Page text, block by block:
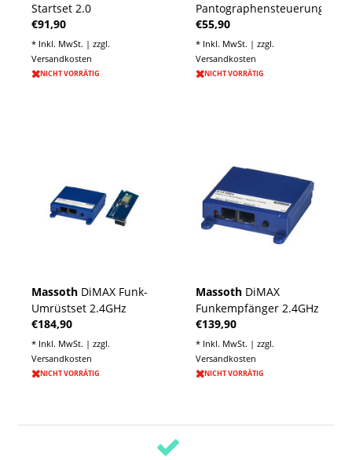
Startset 2.0
€91,90
* Inkl. MwSt. | zzgl.
Versandkosten
NICHT VORRÄTIG
Pantographensteuerung
€55,90
* Inkl. MwSt. | zzgl.
Versandkosten
NICHT VORRÄTIG
Massoth DiMAX Funk-
Umrüstset 2.4GHz
€184,90
* Inkl. MwSt. | zzgl.
Versandkosten
NICHT VORRÄTIG
Massoth DiMAX
Funkempfänger 2.4GHz
€139,90
* Inkl. MwSt. | zzgl.
Versandkosten
NICHT VORRÄTIG